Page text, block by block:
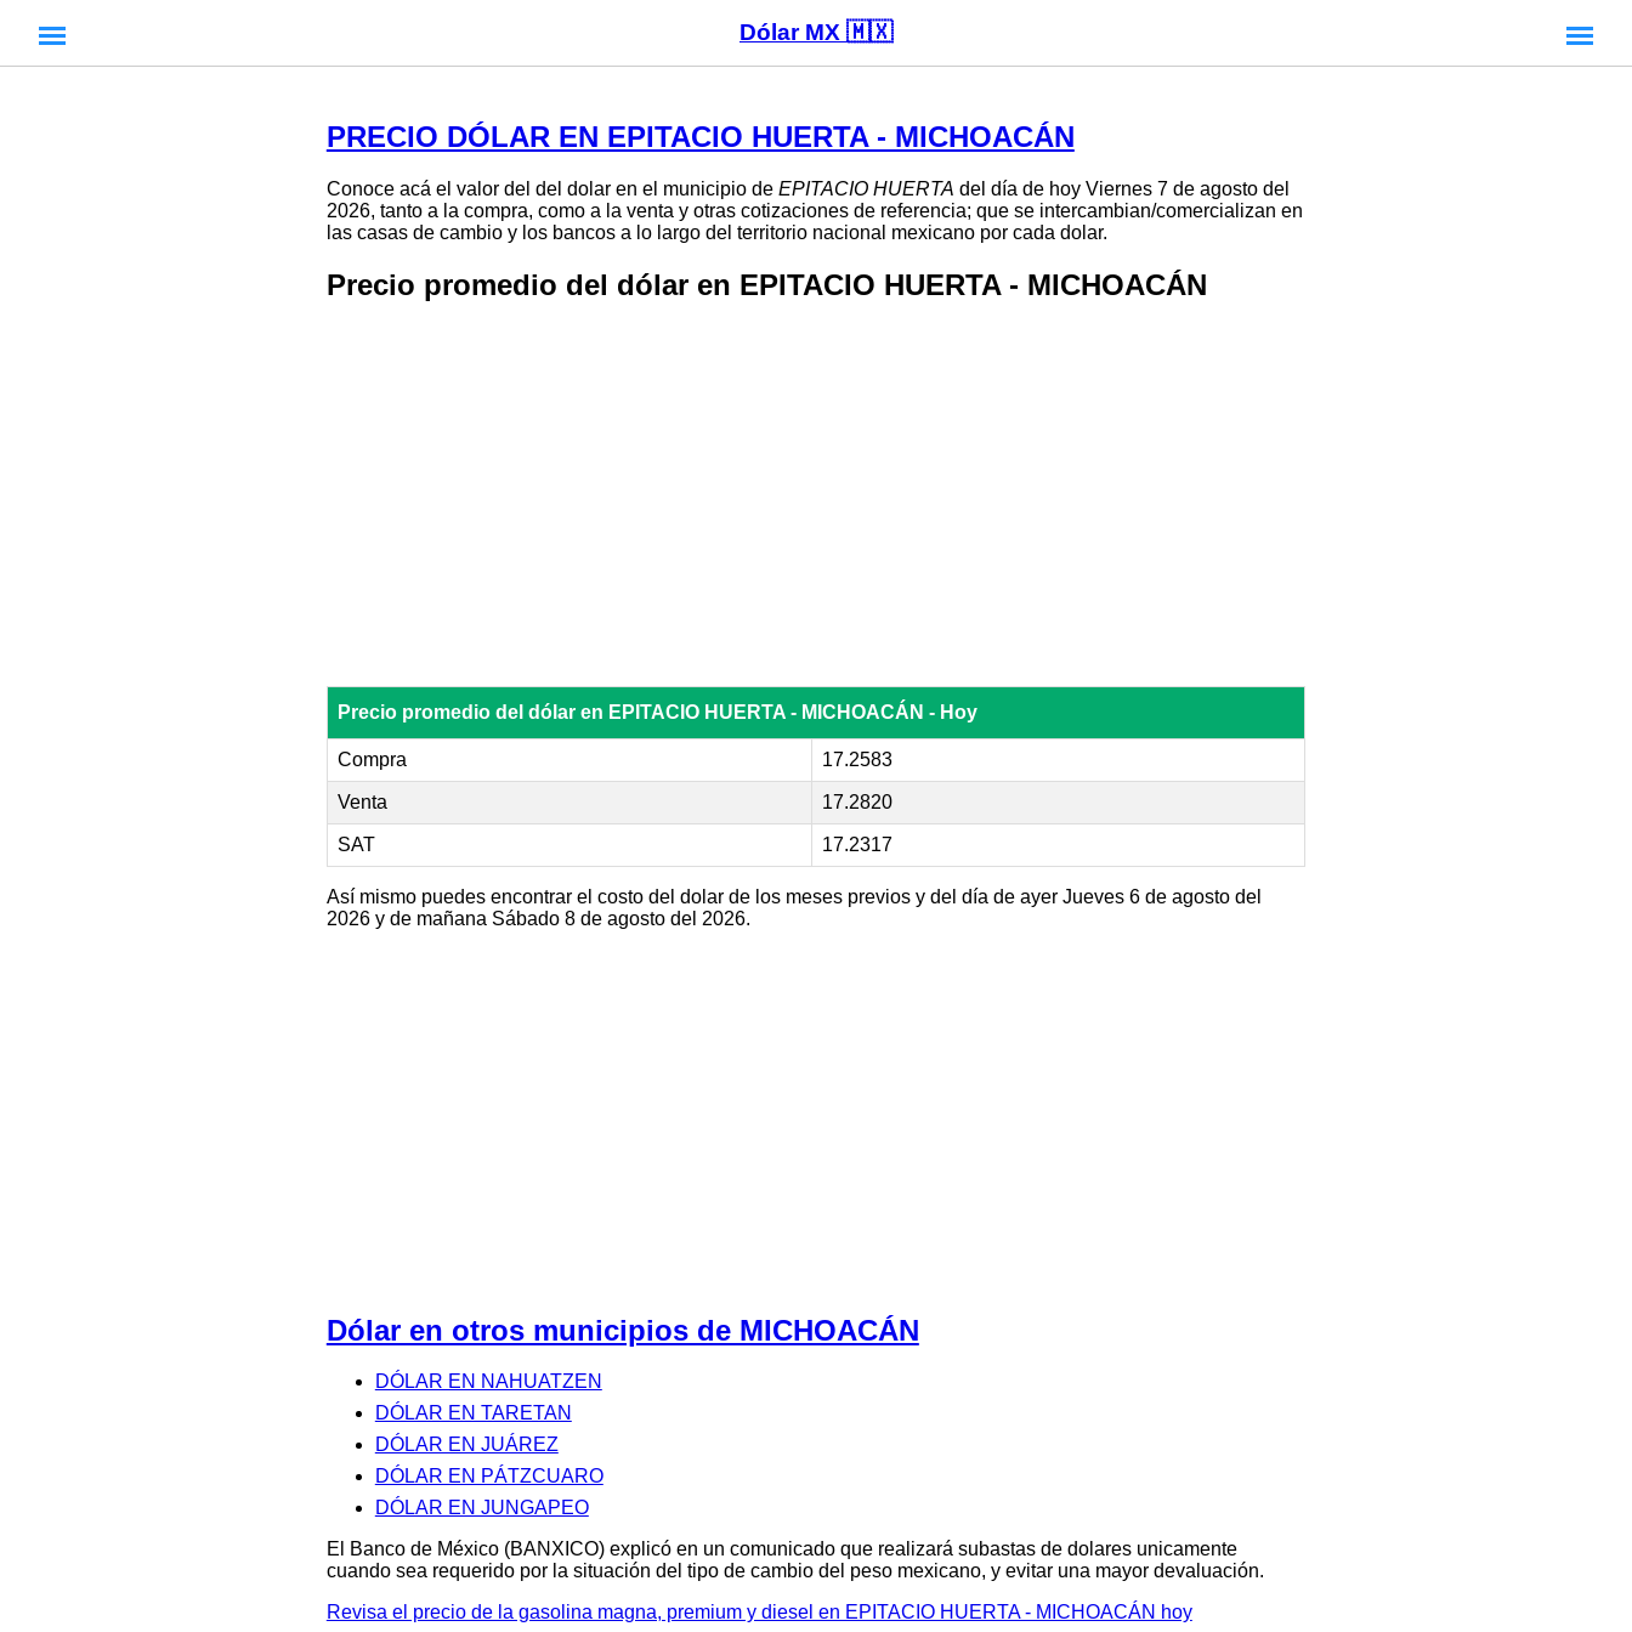
Dólar MX 🇲🇽
PRECIO DÓLAR EN EPITACIO HUERTA - MICHOACÁN
Conoce acá el valor del del dolar en el municipio de EPITACIO HUERTA del día de hoy Viernes 7 de agosto del
2026, tanto a la compra, como a la venta y otras cotizaciones de referencia; que se intercambian/comercializan en
las casas de cambio y los bancos a lo largo del territorio nacional mexicano por cada dolar.
Precio promedio del dólar en EPITACIO HUERTA - MICHOACÁN
Precio promedio del dólar en EPITACIO HUERTA - MICHOACÁN - Hoy
Compra 17.2583
Venta 17.2820
SAT 17.2317
Así mismo puedes encontrar el costo del dolar de los meses previos y del día de ayer Jueves 6 de agosto del
2026 y de mañana Sábado 8 de agosto del 2026.
Dólar en otros municipios de MICHOACÁN
DÓLAR EN NAHUATZEN
DÓLAR EN TARETAN
DÓLAR EN JUÁREZ
DÓLAR EN PÁTZCUARO
DÓLAR EN JUNGAPEO
El Banco de México (BANXICO) explicó en un comunicado que realizará subastas de dolares unicamente
cuando sea requerido por la situación del tipo de cambio del peso mexicano, y evitar una mayor devaluación.
Revisa el precio de la gasolina magna, premium y diesel en EPITACIO HUERTA - MICHOACÁN hoy